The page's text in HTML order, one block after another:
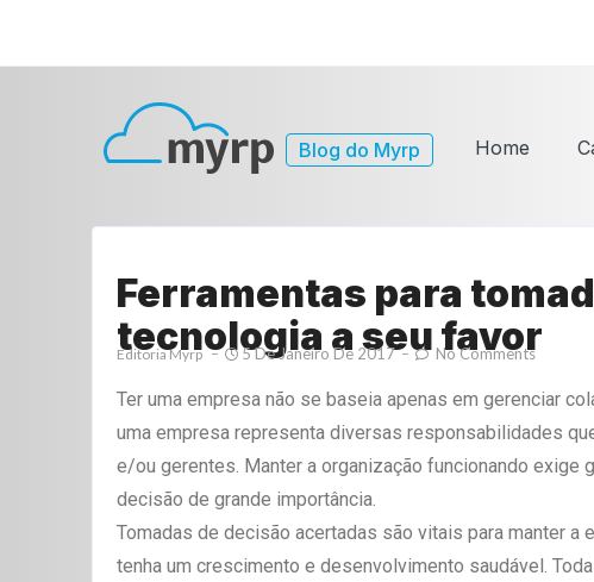
Blog do Myrp Home
Ferramentas para
tecnologia a seu favor
Editoria Myrp 5 De Janeiro De 2017 No Comments
Ter uma empresa não se baseia apenas em gerenciar
uma empresa representa diversas responsabilidades
e/ou gerentes. Manter a organização funcionando
decisão de grande importância.
Tomadas de decisão acertadas são vitais para manter a
tenha um crescimento e desenvolvimento saudável.